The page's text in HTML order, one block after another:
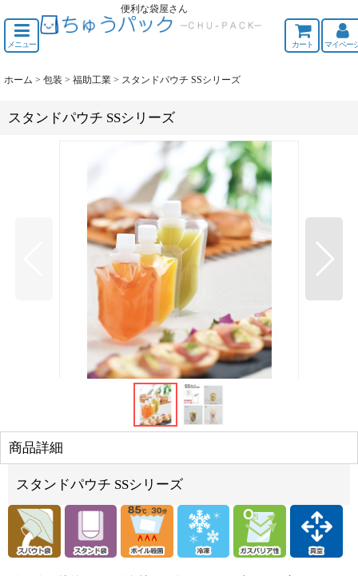
便利な袋屋さん
メニュー カート マイペー
ホーム > 包装 > 福助工業 > スタンドパウチ SSシリーズ
スタンドパウチ SSシリーズ
商品詳細
スタンドパウチ SSシリーズ